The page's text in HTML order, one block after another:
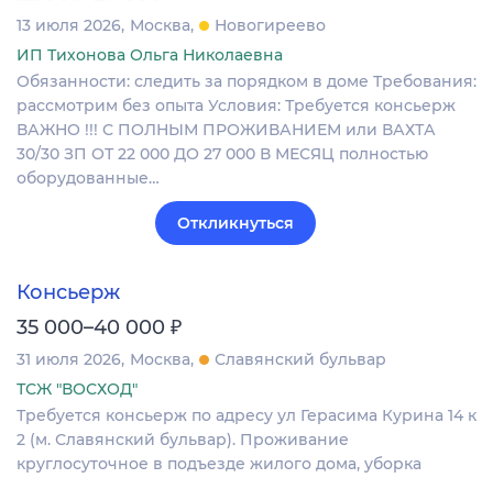
13 июля 2026 Москва
Новогиреево
ИП Тихонова Ольга Николаевна
Обязанности: следить за порядком в доме Требования:
рассмотрим без опыта Условия: Требуется консьерж
ВАЖНО !!! С ПОЛНЫМ ПРОЖИВАНИЕМ или ВАХТА
30/30 ЗП ОТ 22 000 ДО 27 000 В МЕСЯЦ полностью
оборудованные…
Откликнуться
Консьерж
35 000–40 000 ₽
31 июля 2026 Москва
Славянский бульвар
ТСЖ "ВОСХОД"
Требуется консьерж по адресу ул Герасима Курина 14 к
2 (м. Славянский бульвар). Проживание
круглосуточное в подъезде жилого дома, уборка